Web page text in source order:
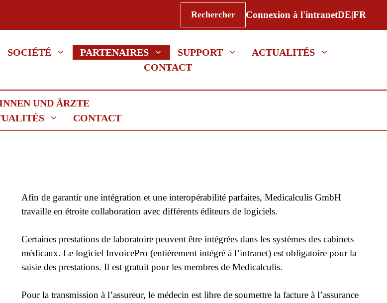
Rechercher Connexion à l'intranetDE|FR
SOCIÉTÉ PARTENAIRES SUPPORT
ACTUALITÉS
CONTACT
CONTACT
Afin de garantir une intégration et une interopérabilité parfaites, Medicalculis GmbH
travaille en étroite collaboration avec différents éditeurs de logiciels.
Certaines prestations de laboratoire peuvent être intégrées dans les systèmes des cabinets
médicaux. Le logiciel InvoicePro (entièrement intégré à l’intranet) est obligatoire pour la
saisie des prestations. Il est gratuit pour les membres de Medicalculis.
Pour la transmission à l’assureur, le médecin est libre de soumettre la facture à l’assurance